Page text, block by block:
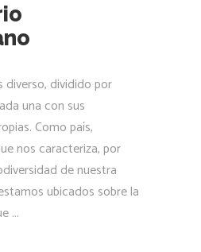
diverso, dividido por
una con sus
Como país,
nos caracteriza, por
de nuestra
ubicados sobre la